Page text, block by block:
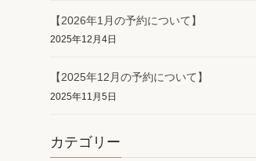
【2026年1月の予約について】
2025年12月4日
【2025年12月の予約について】
2025年11月5日
カテゴリー